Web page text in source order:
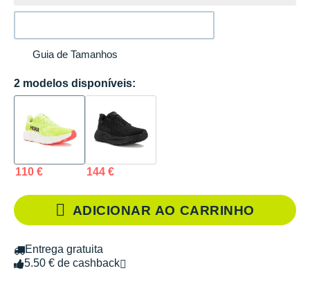
Guia de Tamanhos
2 modelos disponíveis:
110 € 144 €
ADICIONAR AO CARRINHO
Entrega gratuita
5.50 € de cashback